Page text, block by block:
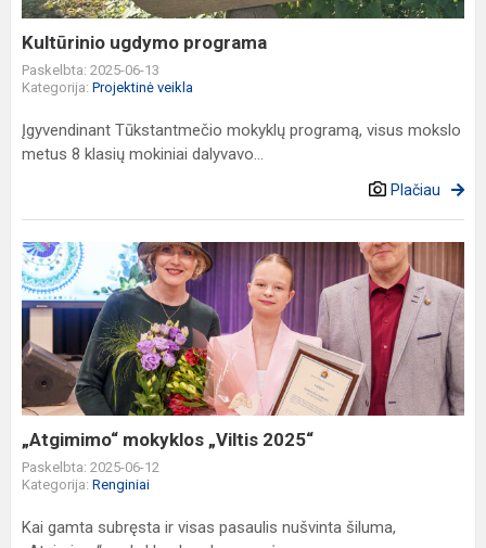
Kultūrinio ugdymo programa
Paskelbta: 2025-06-13
Kategorija: Projektinė veikla
Įgyvendinant Tūkstantmečio mokyklų programą, visus mokslo
metus 8 klasių mokiniai dalyvavo...
Plačiau
„Atgimimo“
mokyklos
„Viltis
2025“
„Atgimimo“ mokyklos „Viltis 2025“
Paskelbta: 2025-06-12
Kategorija: Renginiai
Kai gamta subręsta ir visas pasaulis nušvinta šiluma,